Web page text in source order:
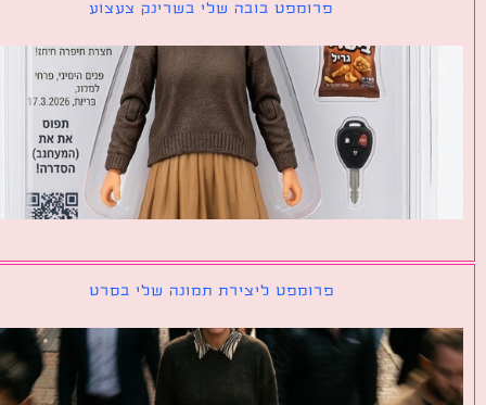
פרומפט בובה שלי בשרינק צעצוע
פרומפט ליצירת תמונה שלי בסרט